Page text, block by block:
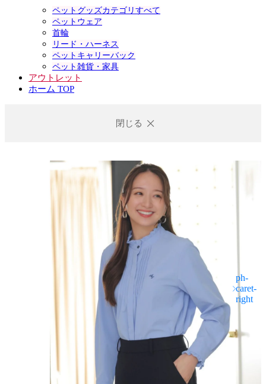
ペットグッズカテゴリすべて
ペットウェア
首輪
リード・ハーネス
ペットキャリーバック
ペット雑貨・家具
アウトレット
ホーム TOP
閉じる